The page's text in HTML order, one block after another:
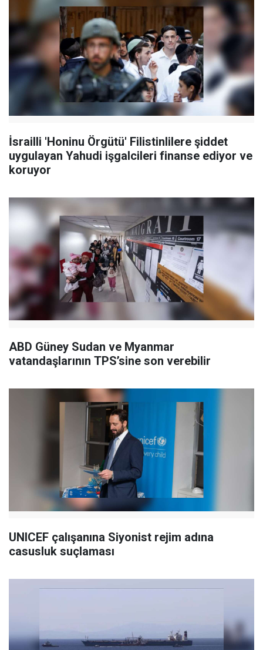
İsrailli 'Honinu Örgütü' Filistinlilere şiddet
uygulayan Yahudi işgalcileri finanse ediyor ve
koruyor
ABD Güney Sudan ve Myanmar
vatandaşlarının TPS’sine son verebilir
UNICEF çalışanına Siyonist rejim adına
casusluk suçlaması